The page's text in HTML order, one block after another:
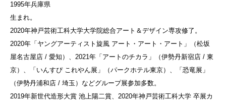
1995年兵庫県
生まれ。
2020年神戸芸術工科大学大学院総合アート＆デザイン専攻修了。
2020年「ヤングアーティスト旋風 アート・アート・アート」（松坂
屋名古屋店 / 愛知）、2021年「アートのチカラ」（伊勢丹新宿店 / 東
京）、「いんすぴ これやん展」（パークホテル東京）、「恐竜展」
（伊勢丹浦和店 / 埼玉）などグループ展参加多数。
2019年新世代造形大賞 池上陽二賞、2020年神戸芸術工科大学 卒展カ